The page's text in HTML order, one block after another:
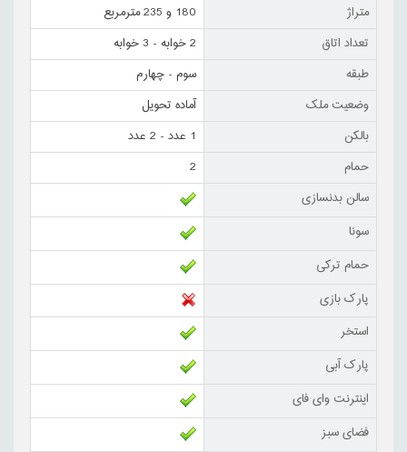
متراژ
180 و 235 مترمربع
تعداد اتاق
2 خوابه - 3 خوابه
طبقه
سوم - چهارم
وضعیت ملک
آماده تحویل
بالکن
1 عدد - 2 عدد
حمام
2
سالن بدنسازی
سونا
حمام ترکی
پارک بازی
استخر
پارک آبی
اینترنت وای فای
فضای سبز